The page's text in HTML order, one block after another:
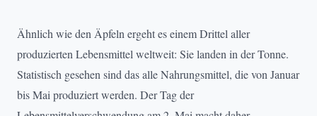
Ähnlich wie den Äpfeln ergeht es einem Drittel aller
produzierten Lebensmittel weltweit: Sie landen in der Tonne.
Statistisch gesehen sind das alle Nahrungsmittel, die von Januar
bis Mai produziert werden. Der Tag der